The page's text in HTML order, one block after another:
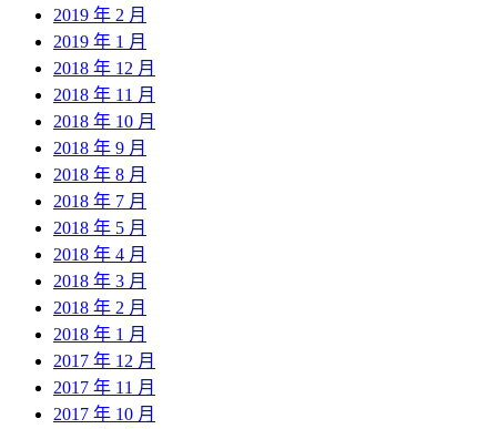
2019 年 2 月
2019 年 1 月
2018 年 12 月
2018 年 11 月
2018 年 10 月
2018 年 9 月
2018 年 8 月
2018 年 7 月
2018 年 5 月
2018 年 4 月
2018 年 3 月
2018 年 2 月
2018 年 1 月
2017 年 12 月
2017 年 11 月
2017 年 10 月